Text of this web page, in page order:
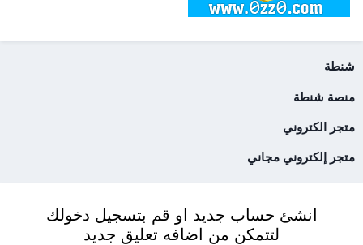
شنطة
منصة شنطة
متجر الكتروني
متجر إلكتروني مجاني
انشئ حساب جديد او قم بتسجيل دخولك
لتتمكن من اضافه تعليق جديد